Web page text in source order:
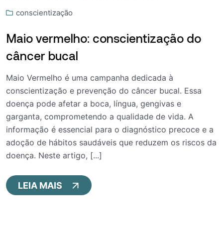
conscientização
Maio vermelho: conscientização do
câncer bucal
Maio Vermelho é uma campanha dedicada à
conscientização e prevenção do câncer bucal. Essa
doença pode afetar a boca, língua, gengivas e
garganta, comprometendo a qualidade de vida. A
informação é essencial para o diagnóstico precoce e a
adoção de hábitos saudáveis que reduzem os riscos da
doença. Neste artigo, [...]
LEIA MAIS